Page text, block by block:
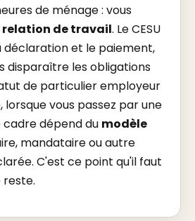
de ménage : vous
relation de travail. Le CESU
déclaration et le paiement,
disparaître les obligations
de particulier employeur
lorsque vous passez par une
cadre dépend du modèle
mandataire ou autre
C'est ce point qu'il faut